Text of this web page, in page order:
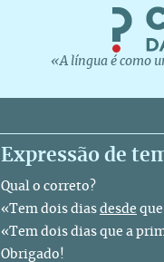
«A língua é como
Expressão de
Qual o correto?
«Tem dois dias desde
«Tem dois dias que a
Obrigado!